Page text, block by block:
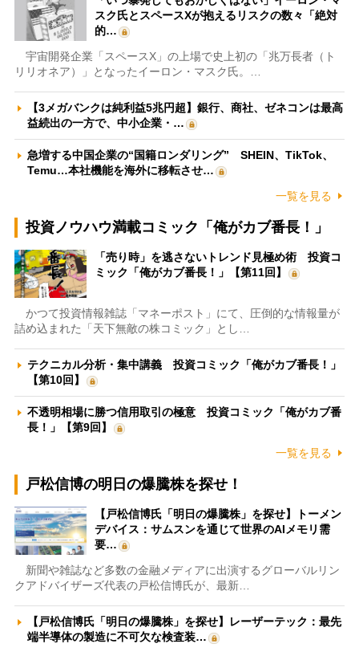
スク氏とスペースXが抱えるリスクの数々「絶対
的…
宇宙開発企業「スペースX」の上場で史上初の「兆万長者（ト
リリオネア）」となったイーロン・マスク氏。…
【3メガバンクは純利益5兆円超】銀行、商社、ゼネコンは最高
益続出の一方で、中小企業・…
急増する中国企業の“国籍ロンダリング” SHEIN、TikTok、
Temu…本社機能を海外に移転させ…
一覧を見る
投資ノウハウ満載コミック「俺がカブ番長！」
「売り時」を逃さないトレンド見極め術 投資コ
ミック「俺がカブ番長！」【第11回】
かつて投資情報雑誌「マネーポスト」にて、圧倒的な情報量が
詰め込まれた「天下無敵の株コミック」とし…
テクニカル分析・集中講義 投資コミック「俺がカブ番長！」
【第10回】
不透明相場に勝つ信用取引の極意 投資コミック「俺がカブ番
長！」【第9回】
一覧を見る
戸松信博の明日の爆騰株を探せ！
【戸松信博氏「明日の爆騰株」を探せ】トーメン
デバイス：サムスンを通じて世界のAIメモリ需
要…
新聞や雑誌など多数の金融メディアに出演するグローバルリン
クアドバイザーズ代表の戸松信博氏が、最新…
【戸松信博氏「明日の爆騰株」を探せ】レーザーテック：最先
端半導体の製造に不可欠な検査装…